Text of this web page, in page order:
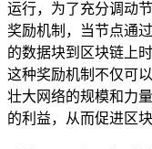
运行，为了充分调动
奖励机制，当节点通
的数据块到区块链上
这种奖励机制不仅可
壮大网络的规模和力
的利益，从而促进区